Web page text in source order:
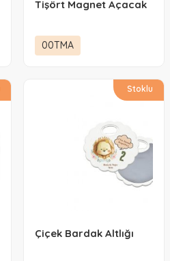
Tişört Magnet Açacak
00TMA
Stoklu
Çiçek Bardak Altlığı